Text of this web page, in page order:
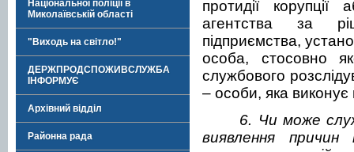
Національної поліції в
Миколаївській області
"Виходь на світло!"
ДЕРЖПРОДСПОЖИВСЛУЖБА
ІНФОРМУЄ
Архівний відділ
Районна рада
протидії
агентства за
підприємства,
особа, стосовно
службового
– особи, яка виконує
6. Чи може
виявлення